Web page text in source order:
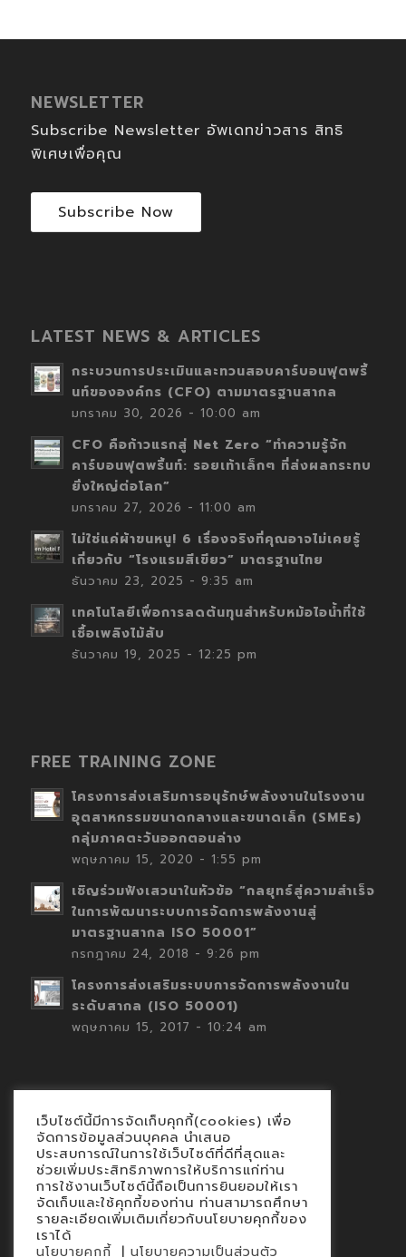
NEWSLETTER
Subscribe Newsletter อัพเดทข่าวสาร สิทธิ
พิเศษเพื่อคุณ
Subscribe Now
LATEST NEWS & ARTICLES
กระบวนการประเมินและทวนสอบคาร์บอนฟุตพริ้
นท์ขององค์กร (CFO) ตามมาตรฐานสากล
มกราคม 30, 2026 - 10:00 am
CFO คือก้าวแรกสู่ Net Zero “ทำความรู้จัก
คาร์บอนฟุตพริ้นท์: รอยเท้าเล็กๆ ที่ส่งผลกระทบ
ยิ่งใหญ่ต่อโลก”
มกราคม 27, 2026 - 11:00 am
ไม่ใช่แค่ผ้าขนหนู! 6 เรื่องจริงที่คุณอาจไม่เคยรู้
เกี่ยวกับ “โรงแรมสีเขียว” มาตรฐานไทย
ธันวาคม 23, 2025 - 9:35 am
เทคโนโลยีเพื่อการลดต้นทุนสำหรับหม้อไอน้ำที่ใช้
เชื้อเพลิงไม้สับ
ธันวาคม 19, 2025 - 12:25 pm
FREE TRAINING ZONE
โครงการส่งเสริมการอนุรักษ์พลังงานในโรงงาน
อุตสาหกรรมขนาดกลางและขนาดเล็ก (SMEs)
กลุ่มภาคตะวันออกตอนล่าง
พฤษภาคม 15, 2020 - 1:55 pm
เชิญร่วมฟังเสวนาในหัวข้อ “กลยุทธ์สู่ความสำเร็จ
ในการพัฒนาระบบการจัดการพลังงานสู่
มาตรฐานสากล ISO 50001”
กรกฎาคม 24, 2018 - 9:26 pm
โครงการส่งเสริมระบบการจัดการพลังงานใน
ระดับสากล (ISO 50001)
พฤษภาคม 15, 2017 - 10:24 am
Contact
นโยบายคุกกี้
นโยบายข้อมูลส่วนบุคคล
เว็บไซต์นี้มีการจัดเก็บคุกกี้(cookies) เพื่อ
จัดการข้อมูลส่วนบุคคล นำเสนอ
ประสบการณ์ในการใช้เว็บไซต์ที่ดีที่สุดและ
ช่วยเพิ่มประสิทธิภาพการให้บริการแก่ท่าน
การใช้งานเว็บไซต์นี้ถือเป็นการยินยอมให้เรา
จัดเก็บและใช้คุกกี้ของท่าน ท่านสามารถศึกษา
รายละเอียดเพิ่มเติมเกี่ยวกับนโยบายคุกกี้ของ
เราได้
นโยบายคุกกี้ | นโยบายความเป็นส่วนตัว